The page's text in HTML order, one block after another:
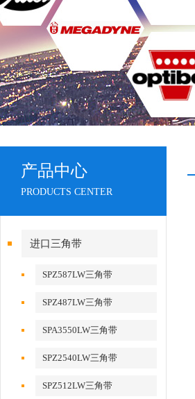
产品中心
PRODUCTS CENTER
进口三角带
SPZ587LW三角带
SPZ487LW三角带
SPA3550LW三角带
SPZ2540LW三角带
SPZ512LW三角带